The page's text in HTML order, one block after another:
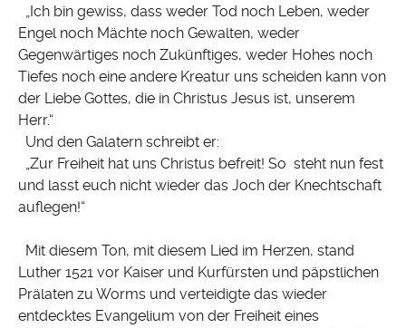
„Ich bin gewiss, dass weder Tod noch Leben, weder
Engel noch Mächte noch Gewalten, weder
Gegenwärtiges noch Zukünftiges, weder Hohes noch
Tiefes noch eine andere Kreatur uns scheiden kann von
der Liebe Gottes, die in Christus Jesus ist, unserem
Herr.“
Und den Galatern schreibt er:
„Zur Freiheit hat uns Christus befreit! So steht nun fest
und lasst euch nicht wieder das Joch der Knechtschaft
auflegen!“
Mit diesem Ton, mit diesem Lied im Herzen, stand
Luther 1521 vor Kaiser und Kurfürsten und päpstlichen
Prälaten zu Worms und verteidigte das wieder
entdecktes Evangelium von der Freiheit eines